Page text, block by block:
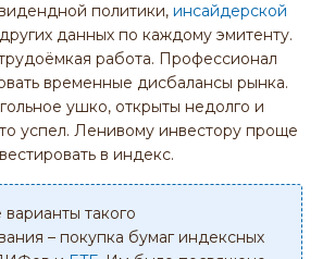
политики, инсайдерской
данных по каждому эмитенту.
работа. Профессионал
временные дисбалансы рынка.
ушко, открыты недолго и
успел. Ленивому инвестору проще
в индекс.
такого
– покупка бумаг индексных